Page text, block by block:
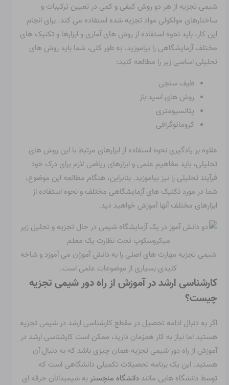
شیمی تجزیه از هر دو روش کیفی و کمی در تعیین ترکیبات و
ساختارهای مولکولی مواد تجزیه شده استفاده می کند. برای انجام
این کار، باید نحوه استفاده از روش های آماری و ابزارها و تکنیک های
مختلف آزمایشگاهی را بیاموزید. به طور کلی، شما باید روش های
تحلیلی اساسی زیر را مطالعه کنید:
طیف سنجی
روش های اسید-باز
پتانسیومتری
کروماتوگرافی
علاوه بر یادگیری نحوه استفاده از ابزارهای مرتبط با این روش های
تحلیلی، باید مفاهیم علمی و ابزارهای ریاضی لازم برای درک خود
فرآیند تحلیلی را نیز بیاموزید. بنابراین، هنگام مطالعه این موضوع،
شما در مورد تکنیک های آزمایشگاهی مختلف و نحوه استفاده از
ابزارهای مختلف آنها آموزش خواهید دید.
شیمی تجزیه مهارت های اصلی را به دانش آموزان می آموزد و شاخه
کلیدی بسیاری از موضوعات علمی است.
کارشناسی ارشد در آموزش از راه دور شیمی تجزیه
چیست؟
اگر به دنبال ادامه تحصیل در مقطع کارشناسی ارشد در شیمی تجزیه
هستید اما نیاز به کار همزمان دارید، ممکن است کارشناسی ارشد در
آموزش از راه دور شیمی تجزیه همان چیزی باشد که به دنبال آن
هستید. این یک برنامه تحصیلات تکمیلی دانشگاهی است که
توسط دانشگاه هایی مانند دانشگاه منچستر به شیمیدانان حرفه ای